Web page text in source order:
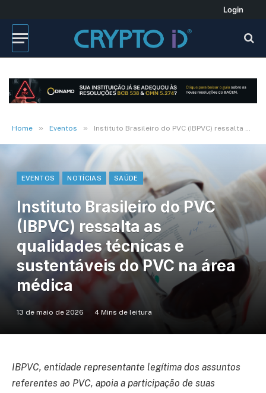
Login
Home » Eventos » Instituto Brasileiro do PVC (IBPVC) ressalta as qualidades técnicas e sustentáveis do PVC na área médica
EVENTOS NOTÍCIAS SAÚDE
Instituto Brasileiro do PVC
(IBPVC) ressalta as
qualidades técnicas e
sustentáveis do PVC na área
médica
13 de maio de 2026 4 Mins de leitura
IBPVC, entidade representante legítima dos assuntos
referentes ao PVC, apoia a participação de suas